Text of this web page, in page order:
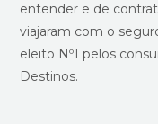
entender e de
viajaram com o
eleito Nº1 pelos
Destinos.